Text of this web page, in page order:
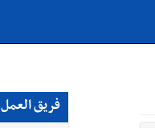
فريق العمل